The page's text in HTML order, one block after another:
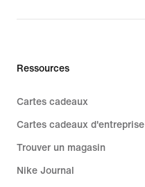
129,99 €
Ressources
Cartes cadeaux
Cartes cadeaux d'entreprise
Trouver un magasin
Nike Journal